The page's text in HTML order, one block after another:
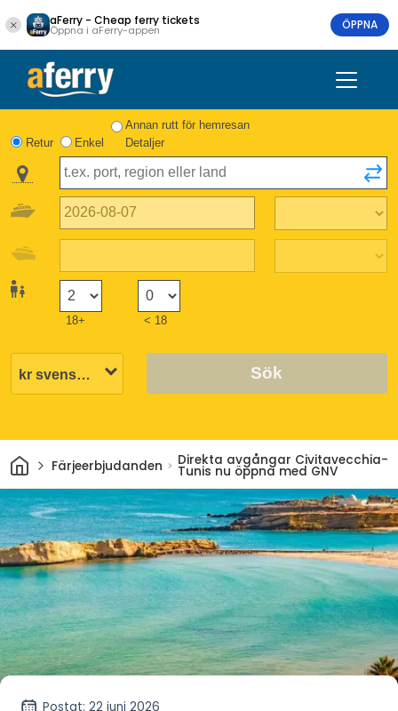
aFerry - Cheap ferry tickets
Öppna i aFerry-appen ÖPPNA
Retur Enkel
Annan rutt för hemresan
Detaljer
18+ < 18
Sök
HemFärjeerbjudanden Direkta avgångar Civitavecchia-
Tunis nu öppna med GNV
Postat: 22 juni 2026